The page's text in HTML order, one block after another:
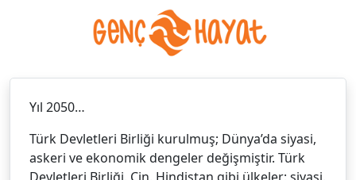
Yıl 2050…
Türk Devletleri Birliği kurulmuş; Dünya’da siyasi,
askeri ve ekonomik dengeler değişmiştir. Türk
Devletleri Birliği, Çin, Hindistan gibi ülkeler; siyasi,